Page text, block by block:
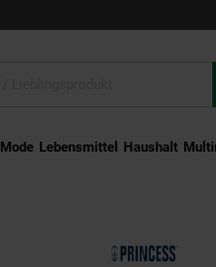
Mode Lebensmittel Haushalt